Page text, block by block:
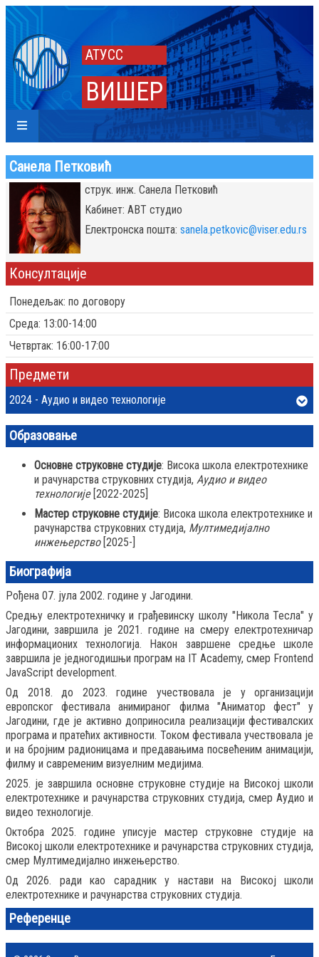
АТУСС
ВИШЕР
Санела Петковић
Образовање
Основне струковне студије: Висока школа електротехнике
и рачунарства струковних студија, Аудио и видео
технологије[2022-2025]
Мастер струковне студије: Висока школа електротехнике и
рачунарства струковних студија, Мултимедијално
инжењерство[2025-]
Биографија
Рођена 07. јула 2002. године у Јагодини.
Средњу електротехничку и грађевинску школу "Никола Тесла" у
Јагодини, завршила је 2021. године на смеру електротехничар
информационих технологија. Након завршене средње школе
завршила је једногодишњи програм на IT Academy, смер Frontend
JavaScript development.
Од 2018. до 2023. године учествовала је у организацији
европског фестивала анимираног филма "Аниматор фест" у
Јагодини, где је активно доприносила реализацији фестивалских
програма и пратећих активности. Током фестивала учествовала је
и на бројним радионицама и предавањима посвећеним анимацији,
филму и савременим визуелним медијима.
2025. је завршила основне струковне студије на Високој школи
електротехнике и рачунарства струковних студија, смер Аудио и
видео технологије.
Октобра 2025. године уписује мастер струковне студије на
Високој школи електротехнике и рачунарства струковних студија,
смер Мултимедијално инжењерство.
Од 2026. ради као сарадник у настави на Високој школи
електротехнике и рачунарства струковних студија.
Референце
струк. инж. Санела Петковић
Kабинет: АВТ студио
Eлектронска пошта: sanela.petkovic@viser.edu.rs
Консултације
Понедељак: по договору
Среда: 13:00-14:00
Четвртак: 16:00-17:00
Предмети
2024 - Аудио и видео технологије